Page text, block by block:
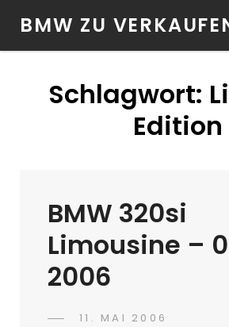
BMW ZU
Schlagwort:
Edition
BMW 320si
Limousine –
2006
POSTED
11. MAI 2006